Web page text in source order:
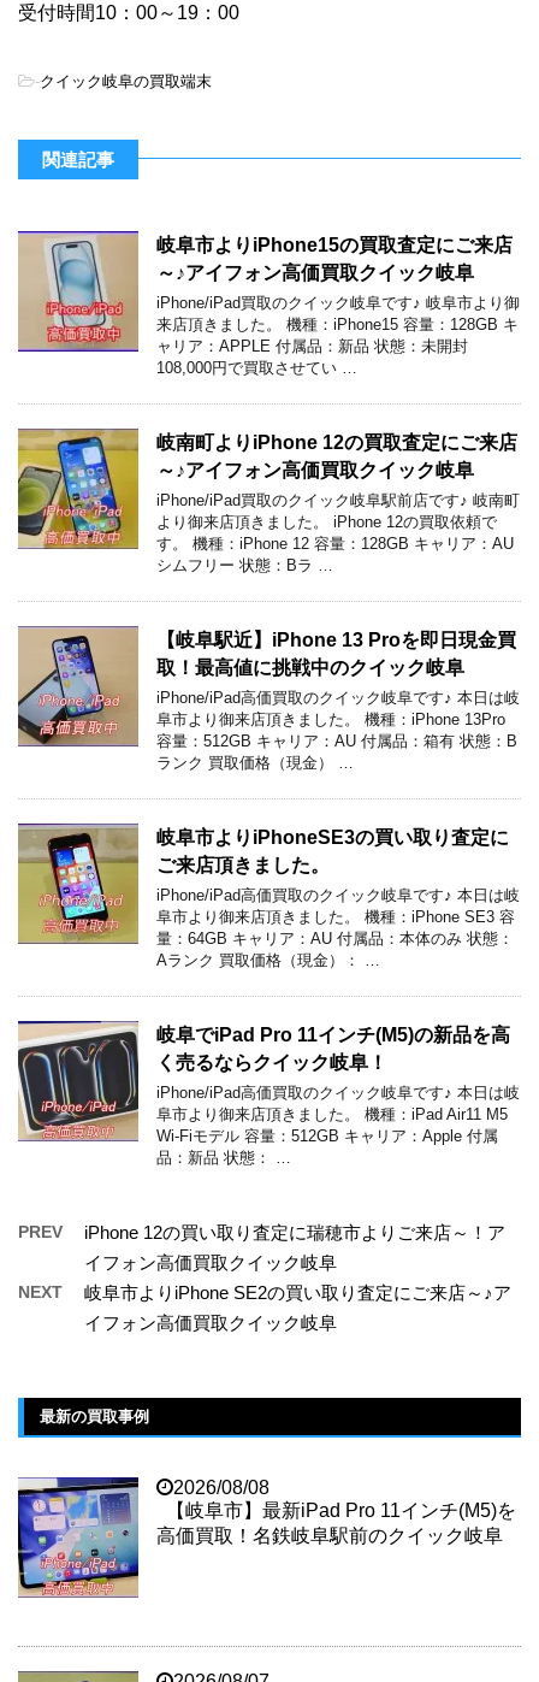
受付時間10：00～19：00
-クイック岐阜の買取端末
関連記事
岐阜市よりiPhone15の買取査定にご来店
～♪アイフォン高価買取クイック岐阜
iPhone/iPad買取のクイック岐阜です♪ 岐阜市より御
来店頂きました。 機種：iPhone15 容量：128GB キ
ャリア：APPLE 付属品：新品 状態：未開封
108,000円で買取させてい …
岐南町よりiPhone 12の買取査定にご来店
～♪アイフォン高価買取クイック岐阜
iPhone/iPad買取のクイック岐阜駅前店です♪ 岐南町
より御来店頂きました。 iPhone 12の買取依頼で
す。 機種：iPhone 12 容量：128GB キャリア：AU
シムフリー 状態：Bラ …
【岐阜駅近】iPhone 13 Proを即日現金買
取！最高値に挑戦中のクイック岐阜
iPhone/iPad高価買取のクイック岐阜です♪ 本日は岐
阜市より御来店頂きました。 機種：iPhone 13Pro
容量：512GB キャリア：AU 付属品：箱有 状態：B
ランク 買取価格（現金） …
岐阜市よりiPhoneSE3の買い取り査定に
ご来店頂きました。
iPhone/iPad高価買取のクイック岐阜です♪ 本日は岐
阜市より御来店頂きました。 機種：iPhone SE3 容
量：64GB キャリア：AU 付属品：本体のみ 状態：
Aランク 買取価格（現金）： …
岐阜でiPad Pro 11インチ(M5)の新品を高
く売るならクイック岐阜！
iPhone/iPad高価買取のクイック岐阜です♪ 本日は岐
阜市より御来店頂きました。 機種：iPad Air11 M5
Wi-Fiモデル 容量：512GB キャリア：Apple 付属
品：新品 状態： …
PREV
iPhone 12の買い取り査定に瑞穂市よりご来店～！ア
イフォン高価買取クイック岐阜
NEXT
岐阜市よりiPhone SE2の買い取り査定にご来店～♪ア
イフォン高価買取クイック岐阜
最新の買取事例
2026/08/08
【岐阜市】最新iPad Pro 11インチ(M5)を
高価買取！名鉄岐阜駅前のクイック岐阜